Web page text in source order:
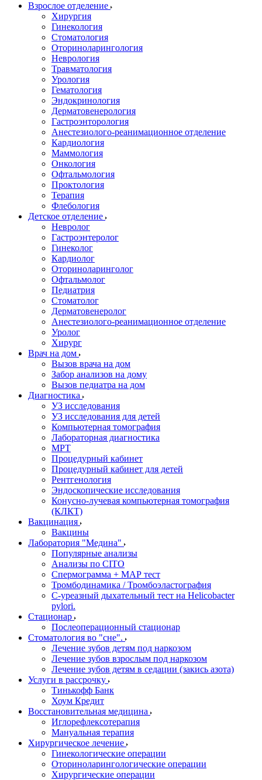
Взрослое отделение
Хирургия
Гинекология
Стоматология
Оториноларингология
Неврология
Травматология
Урология
Гематология
Эндокринология
Дерматовенерология
Гастроэнторология
Анестезиолого-реанимационное отделение
Кардиология
Маммология
Онкология
Офтальмология
Проктология
Терапия
Флебология
Детское отделение
Невролог
Гастроэнтеролог
Гинеколог
Кардиолог
Оториноларинголог
Офтальмолог
Педиатрия
Стоматолог
Дерматовенеролог
Анестезиолого-реанимационное отделение
Уролог
Хирург
Врач на дом
Вызов врача на дом
Забор анализов на дому
Вызов педиатра на дом
Диагностика
УЗ исследования
УЗ исследования для детей
Компьютерная томография
Лабораторная диагностика
МРТ
Процедурный кабинет
Процедурный кабинет для детей
Рентгенология
Эндоскопические исследования
Конусно-лучевая компьютерная томография
(КЛКТ)
Вакцинация
Вакцины
Лаборатория "Медина"
Популярные анализы
Анализы по CITO
Спермограмма + МАР тест
Тромбодинамика / Тромбоэластография
С-уреазный дыхательный тест на Helicobacter
pylori.
Стационар
Послеоперационный стационар
Стоматология во "сне".
Лечение зубов детям под наркозом
Лечение зубов взрослым под наркозом
Лечение зубов детям в седации (закись азота)
Услуги в рассрочку
Тинькофф Банк
Хоум Кредит
Восстановительная медицина
Иглорефлексотерапия
Мануальная терапия
Хирургическое лечение
Гинекологические операции
Оториноларингологические операции
Хирургические операции